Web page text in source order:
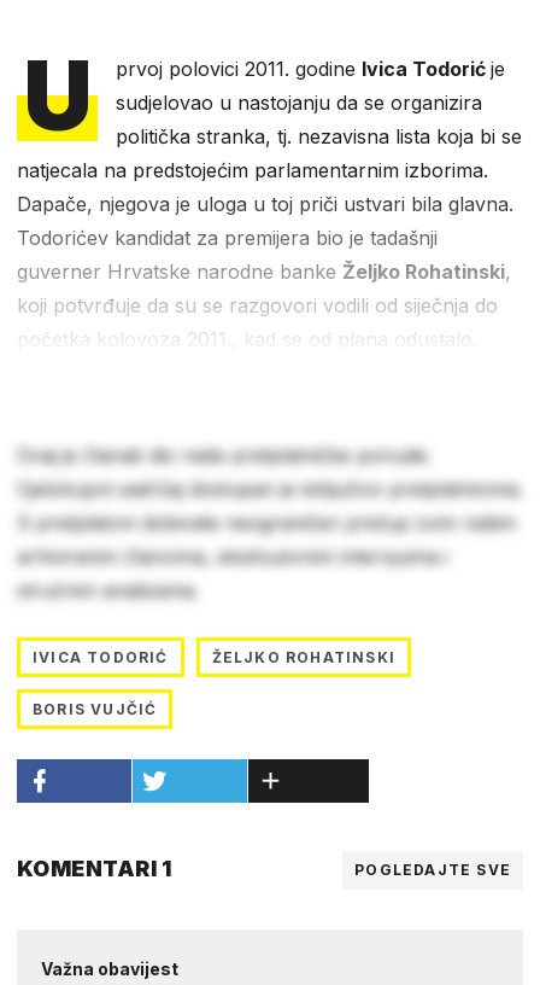
U prvoj polovici 2011. godine Ivica Todorićje
sudjelovao u nastojanju da se organizira
politička stranka, tj. nezavisna lista koja bi se
natjecala na predstojećim parlamentarnim izborima.
Dapače, njegova je uloga u toj priči ustvari bila glavna.
Todorićev kandidat za premijera bio je tadašnji
guverner Hrvatske narodne banke Željko Rohatinski,
koji potvrđuje da su se razgovori vodili od siječnja do
početka kolovoza 2011., kad se od plana odustalo.
Ovaj je članak dio naše pretplatničke ponude.
Cjelokupni sadržaj dostupan je isključivo pretplatnicima.
S pretplatom dobivate neograničen pristup svim našim
arhiviranim člancima, ekskluzivnim intervjuima i
stručnim analizama.
IVICA TODORIĆ ŽELJKO ROHATINSKI
BORIS VUJČIĆ
KOMENTARI 1 POGLEDAJTE SVE
Važna obavijest